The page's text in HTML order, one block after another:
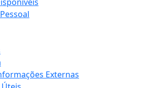
Externas